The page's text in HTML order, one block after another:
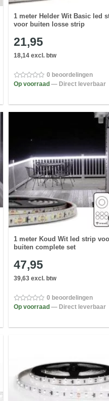
1 meter Helder Wit Basic led
voor buiten losse strip
21,95
18,14 excl. btw
0 beoordelingen
Op voorraad — Direct leverbaar
1 meter Koud Wit led strip
buiten complete set
47,95
39,63 excl. btw
0 beoordelingen
Op voorraad — Direct leverbaar